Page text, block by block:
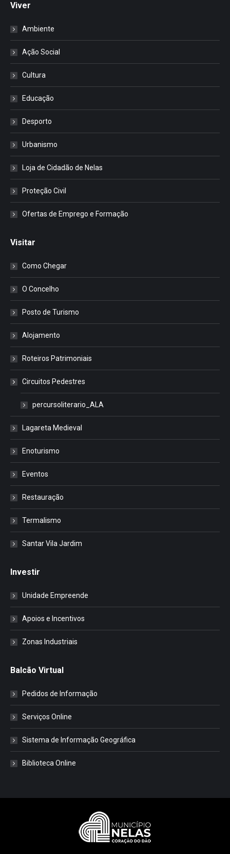
Viver
Ambiente
Ação Social
Cultura
Educação
Desporto
Urbanismo
Loja de Cidadão de Nelas
Proteção Civil
Ofertas de Emprego e Formação
Visitar
Como Chegar
O Concelho
Posto de Turismo
Alojamento
Roteiros Patrimoniais
Circuitos Pedestres
percursoliterario_ALA
Lagareta Medieval
Enoturismo
Eventos
Restauração
Termalismo
Santar Vila Jardim
Investir
Unidade Empreende
Apoios e Incentivos
Zonas Industriais
Balcão Virtual
Pedidos de Informação
Serviços Online
Sistema de Informação Geográfica
Biblioteca Online